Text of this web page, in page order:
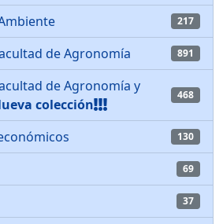
217
de Agronomía 891
de Agronomía y
colección
468
130
69
37